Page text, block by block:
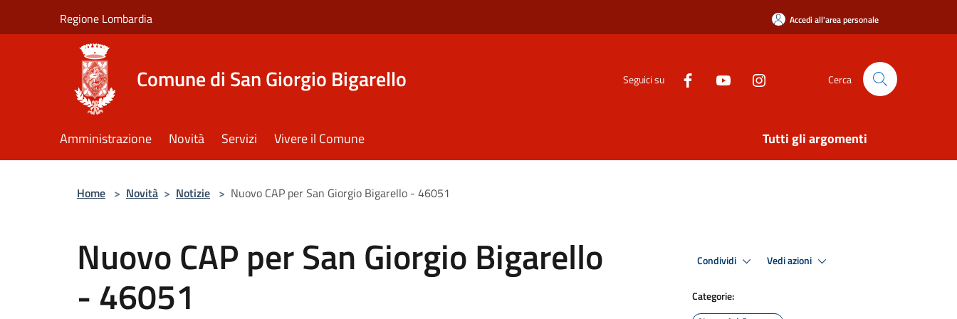
Regione Lombardia Accedi all'area personale
Comune di San Giorgio Bigarello Seguici su Cerca
Amministrazione Novità Servizi Vivere il Comune Tutti gli argomenti
Home > Novità > Notizie > Nuovo CAP per San Giorgio Bigarello - 46051
Nuovo CAP per San Giorgio Bigarello
- 46051
Condividi Vedi azioni
Categorie: